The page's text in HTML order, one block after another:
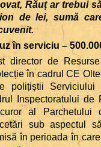
Răuț ar trebui
de lei, sumă
în serviciu –
director de
în cadrul CE
polițiștii Serviciului
Inspectoratului de
al Parchetului
sub aspectul
în perioada în